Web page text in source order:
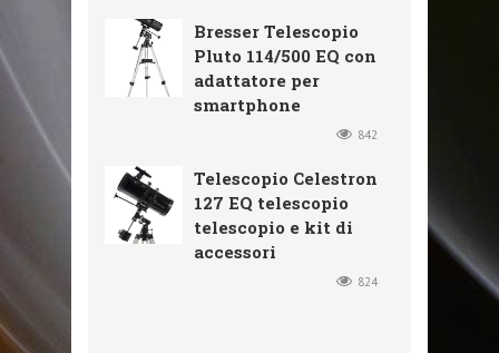
Bresser Telescopio
Pluto 114/500 EQ con
adattatore per
smartphone
842
Telescopio Celestron
127 EQ telescopio
telescopio e kit di
accessori
824